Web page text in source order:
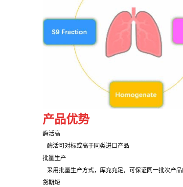
产品优势
酶活高
酶活可对标或高于同类进口产品
批量生产
采用批量生产方式，库充充足，可保证同一批次产
货期短